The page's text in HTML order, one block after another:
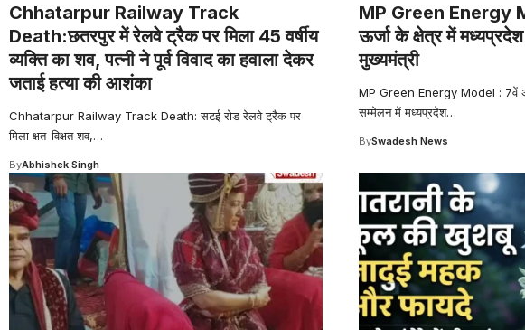
Chhatarpur Railway Track
Death:छतरपुर में रेलवे ट्रैक पर मिला 45 वर्षीय
व्यक्ति का शव, पत्नी ने पूर्व विवाद का हवाला देकर
जताई हत्या की आशंका
Chhatarpur Railway Track Death: सटई रोड रेलवे ट्रैक पर
मिला क्षत-विक्षत शव,…
ByAbhishek Singh
MP Green Energy
ऊर्जा के क्षेत्र में
मुख्यमंत्री
MP Green Energy Model : 7वें
सम्मेलन में मध्यप्रदेश…
BySwadesh News